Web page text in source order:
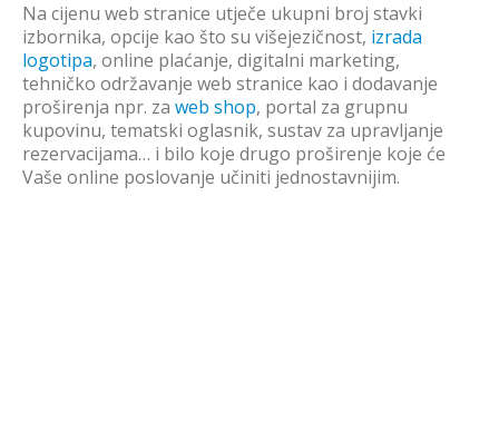
Na cijenu web stranice utječe ukupni broj stavki
izbornika, opcije kao što su višejezičnost, izrada
logotipa, online plaćanje, digitalni marketing,
tehničko održavanje web stranice kao i dodavanje
proširenja npr. za web shop, portal za grupnu
kupovinu, tematski oglasnik, sustav za upravljanje
rezervacijama… i bilo koje drugo proširenje koje će
Vaše online poslovanje učiniti jednostavnijim.